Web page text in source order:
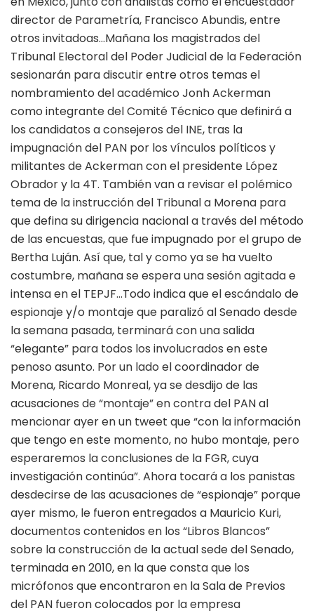
director de Parametría, Francisco Abundis, entre
otros invitadoas…Mañana los magistrados del
Tribunal Electoral del Poder Judicial de la Federación
sesionarán para discutir entre otros temas el
nombramiento del académico Jonh Ackerman
como integrante del Comité Técnico que definirá a
los candidatos a consejeros del INE, tras la
impugnación del PAN por los vínculos políticos y
militantes de Ackerman con el presidente López
Obrador y la 4T. También van a revisar el polémico
tema de la instrucción del Tribunal a Morena para
que defina su dirigencia nacional a través del método
de las encuestas, que fue impugnado por el grupo de
Bertha Luján. Así que, tal y como ya se ha vuelto
costumbre, mañana se espera una sesión agitada e
intensa en el TEPJF…Todo indica que el escándalo de
espionaje y/o montaje que paralizó al Senado desde
la semana pasada, terminará con una salida
“elegante” para todos los involucrados en este
penoso asunto. Por un lado el coordinador de
Morena, Ricardo Monreal, ya se desdijo de las
acusaciones de “montaje” en contra del PAN al
mencionar ayer en un tweet que “con la información
que tengo en este momento, no hubo montaje, pero
esperaremos la conclusiones de la FGR, cuya
investigación continúa”. Ahora tocará a los panistas
desdecirse de las acusaciones de “espionaje” porque
ayer mismo, le fueron entregados a Mauricio Kuri,
documentos contenidos en los “Libros Blancos”
sobre la construcción de la actual sede del Senado,
terminada en 2010, en la que consta que los
micrófonos que encontraron en la Sala de Previos
del PAN fueron colocados por la empresa